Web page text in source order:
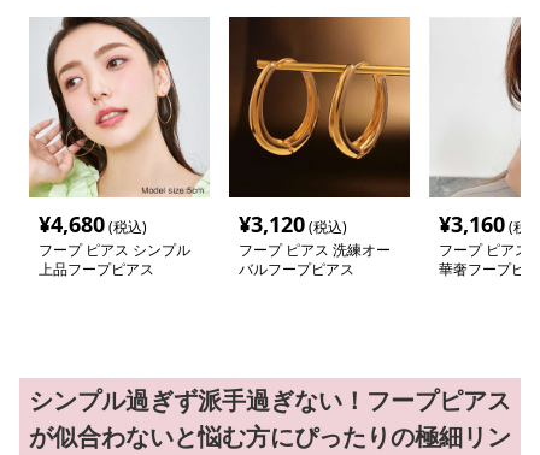
¥4,680(税込)
フープ ピアス シンプル
上品フープピアス
¥3,120(税込)
フープ ピアス 洗練オー
バルフープピアス
¥3,160(税
フープ ピアス
華奢フープピ
シンプル過ぎず派手過ぎない！フープピアス
が似合わないと悩む方にぴったりの極細リン